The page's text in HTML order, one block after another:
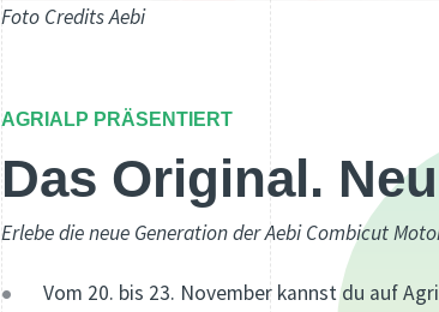
Foto Credits Aebi
AGRIALP PRÄSENTIERT
Das Original.
Erlebe die neue Generation der Aebi Combicut
Vom 20. bis 23. November kannst du auf